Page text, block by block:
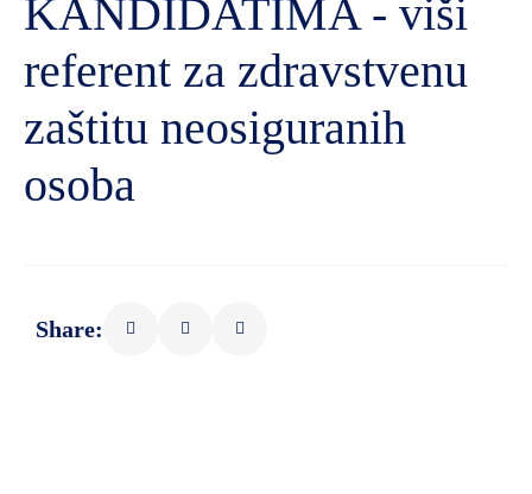
KANDIDATIMA - viši
referent za zdravstvenu
zaštitu neosiguranih
osoba
Share: